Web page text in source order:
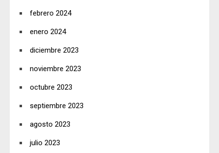
febrero 2024
enero 2024
diciembre 2023
noviembre 2023
octubre 2023
septiembre 2023
agosto 2023
julio 2023